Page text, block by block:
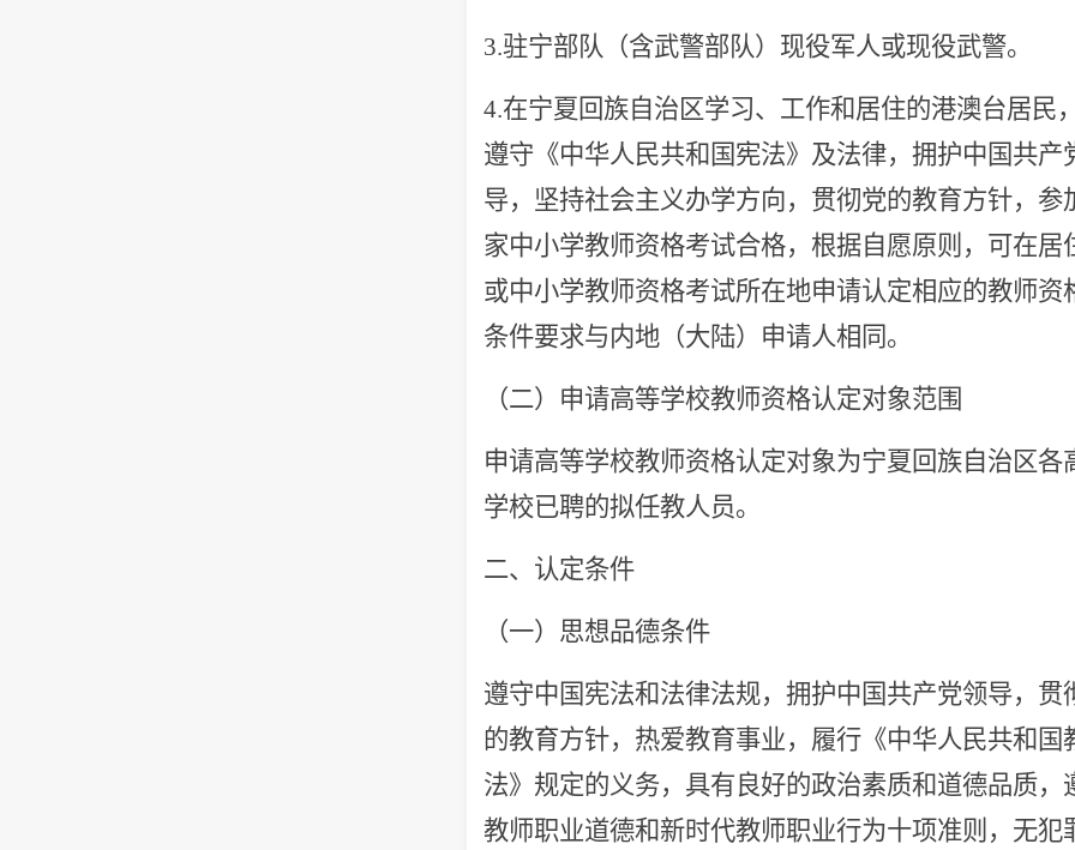
3.驻宁部队（含武警部队）现役军人或现役武警。
4.在宁夏回族自治区学习、工作和居住的港澳台居民
遵守《中华人民共和国宪法》及法律，拥护中国共产
导，坚持社会主义办学方向，贯彻党的教育方针，参
家中小学教师资格考试合格，根据自愿原则，可在居
或中小学教师资格考试所在地申请认定相应的教师资
条件要求与内地（大陆）申请人相同。
（二）申请高等学校教师资格认定对象范围
申请高等学校教师资格认定对象为宁夏回族自治区各
学校已聘的拟任教人员。
二、认定条件
（一）思想品德条件
遵守中国宪法和法律法规，拥护中国共产党领导，贯
的教育方针，热爱教育事业，履行《中华人民共和国
法》规定的义务，具有良好的政治素质和道德品质，
教师职业道德和新时代教师职业行为十项准则，无犯